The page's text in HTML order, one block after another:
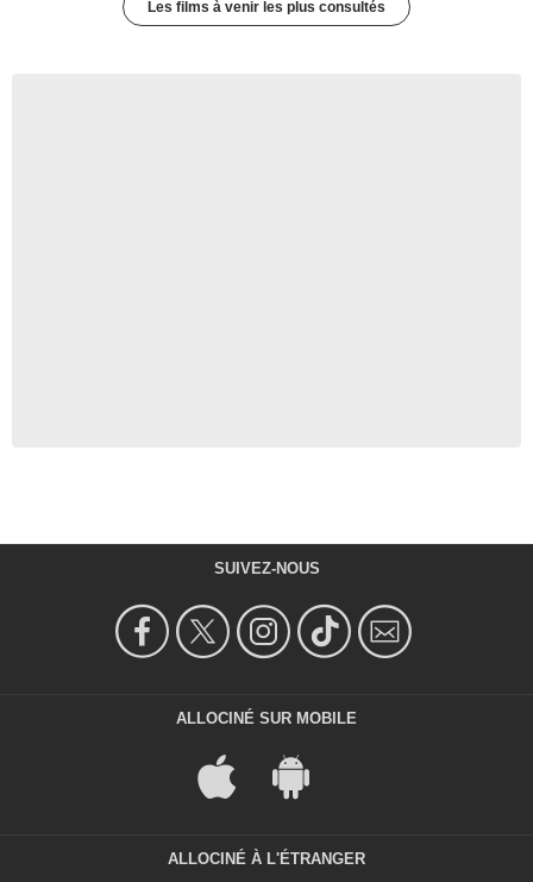
Les films à venir les plus consultés
SUIVEZ-NOUS
ALLOCINÉ SUR MOBILE
ALLOCINÉ À L'ÉTRANGER